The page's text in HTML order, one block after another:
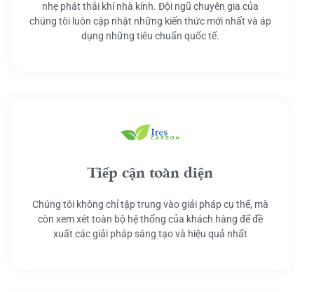
nhẹ phát thải khí nhà kính. Đội ngũ chuyên gia của
chúng tôi luôn cập nhật những kiến thức mới nhất và áp
dụng những tiêu chuẩn quốc tế.
Tiếp cận toàn diện
Chúng tôi không chỉ tập trung vào giải pháp cụ thể, mà
còn xem xét toàn bộ hệ thống của khách hàng để đề
xuất các giải pháp sáng tạo và hiệu quả nhất